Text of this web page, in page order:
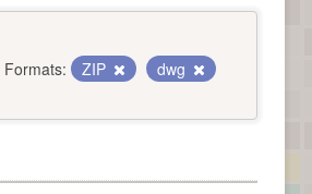
Formats: ZIP
dwg